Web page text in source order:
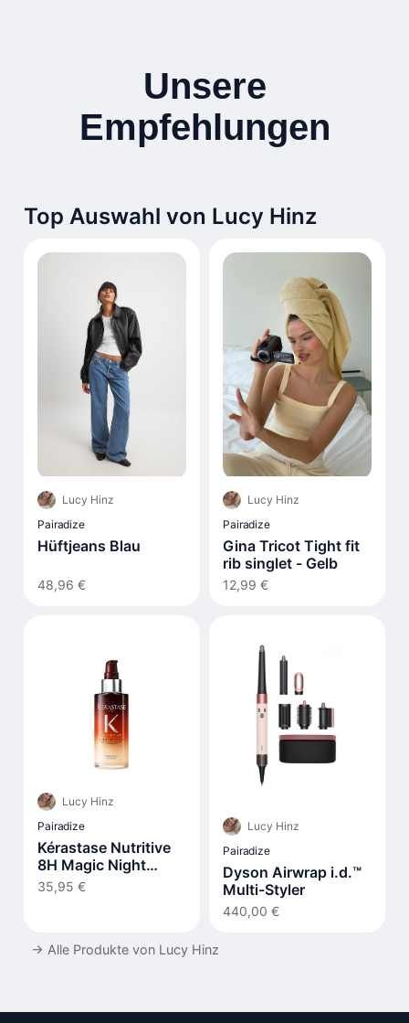
Unsere
Empfehlungen
Top Auswahl von Lucy Hinz
Lucy Hinz
Pairadize
Hüftjeans Blau
48,96 €
Lucy Hinz
Pairadize
Gina Tricot Tight fit
rib singlet - Gelb
12,99 €
Lucy Hinz
Pairadize
Kérastase Nutritive
8H Magic Night
Serum
35,95 €
Lucy Hinz
Pairadize
Dyson Airwrap i.d.™
Multi-Styler
440,00 €
→ Alle Produkte von Lucy Hinz